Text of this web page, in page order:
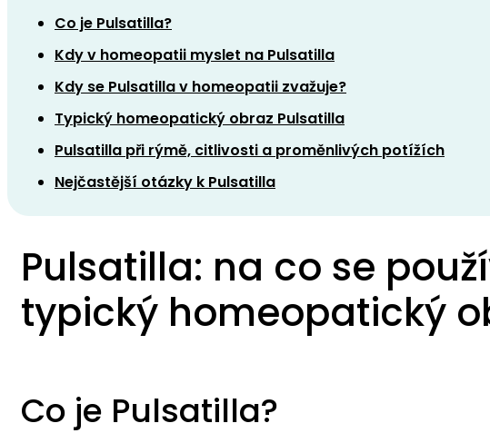
Co je Pulsatilla?
Kdy v homeopatii myslet na Pulsatilla
Kdy se Pulsatilla v homeopatii zvažuje?
Typický homeopatický obraz Pulsatilla
Pulsatilla při rýmě, citlivosti a proměnlivých potížích
Nejčastější otázky k Pulsatilla
Pulsatilla: na co se
typický homeopatický
Co je Pulsatilla?